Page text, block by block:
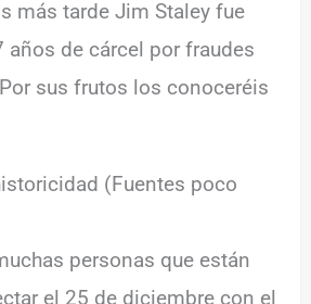
más tarde Jim Staley fue
años de cárcel por fraudes
sus frutos los conoceréis
(Fuentes poco
personas que están
el 25 de diciembre con el